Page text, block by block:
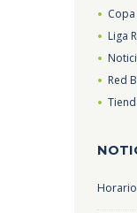
Copa
Liga
Red